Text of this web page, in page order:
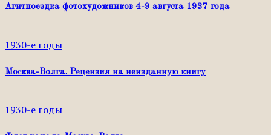
Агитпоездка фотохудожников 4-9 августа 1937 года
1930-е годы
Москва-Волга. Рецензия на неизданную книгу
1930-е годы